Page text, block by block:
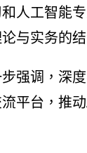
人工智能
与实务的结
强调，深
平台，推